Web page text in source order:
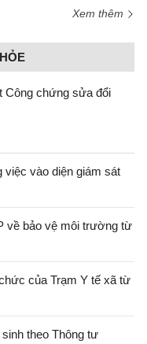
Xem thêm
Công chứng sửa đổi
vào diện giám sát
về bảo vệ môi trường từ
của Trạm Y tế xã từ
theo Thông tư